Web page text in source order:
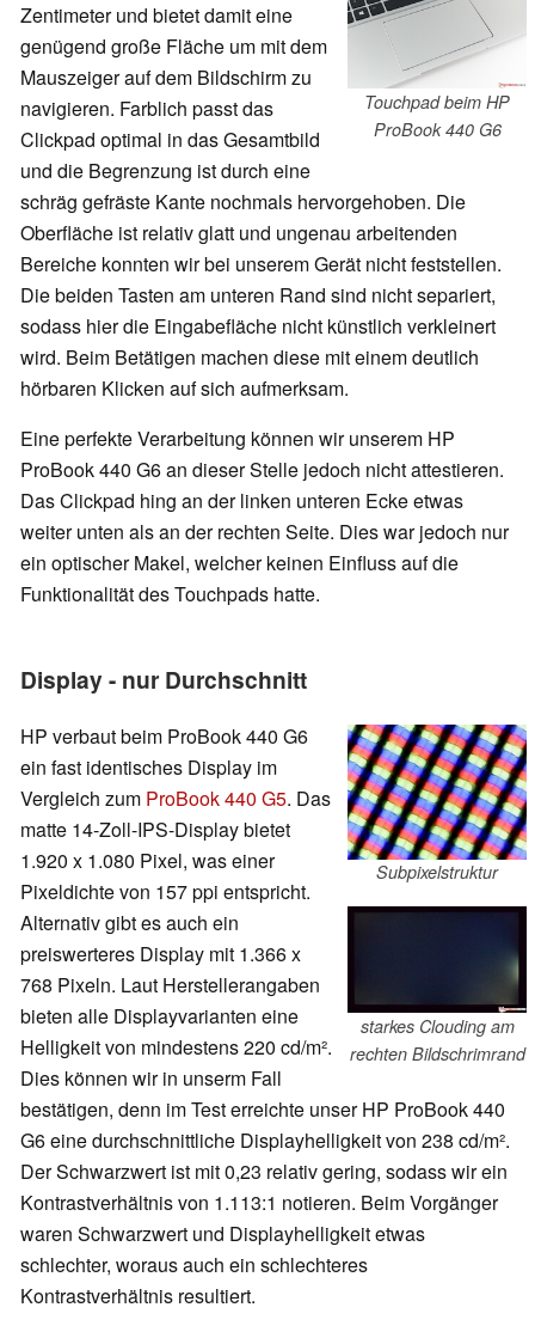
Touchpad beim HP
ProBook 440 G6
Zentimeter und bietet damit eine
genügend große Fläche um mit dem
Mauszeiger auf dem Bildschirm zu
navigieren. Farblich passt das
Clickpad optimal in das Gesamtbild
und die Begrenzung ist durch eine
schräg gefräste Kante nochmals hervorgehoben. Die
Oberfläche ist relativ glatt und ungenau arbeitenden
Bereiche konnten wir bei unserem Gerät nicht feststellen.
Die beiden Tasten am unteren Rand sind nicht separiert,
sodass hier die Eingabefläche nicht künstlich verkleinert
wird. Beim Betätigen machen diese mit einem deutlich
hörbaren Klicken auf sich aufmerksam.
Eine perfekte Verarbeitung können wir unserem HP
ProBook 440 G6 an dieser Stelle jedoch nicht attestieren.
Das Clickpad hing an der linken unteren Ecke etwas
weiter unten als an der rechten Seite. Dies war jedoch nur
ein optischer Makel, welcher keinen Einfluss auf die
Funktionalität des Touchpads hatte.
Display - nur Durchschnitt
Subpixelstruktur
starkes Clouding am
rechten Bildschrimrand
HP verbaut beim ProBook 440 G6
ein fast identisches Display im
Vergleich zum ProBook 440 G5. Das
matte 14-Zoll-IPS-Display bietet
1.920 x 1.080 Pixel, was einer
Pixeldichte von 157 ppi entspricht.
Alternativ gibt es auch ein
preiswerteres Display mit 1.366 x
768 Pixeln. Laut Herstellerangaben
bieten alle Displayvarianten eine
Helligkeit von mindestens 220 cd/m².
Dies können wir in unserm Fall
bestätigen, denn im Test erreichte unser HP ProBook 440
G6 eine durchschnittliche Displayhelligkeit von 238 cd/m².
Der Schwarzwert ist mit 0,23 relativ gering, sodass wir ein
Kontrastverhältnis von 1.113:1 notieren. Beim Vorgänger
waren Schwarzwert und Displayhelligkeit etwas
schlechter, woraus auch ein schlechteres
Kontrastverhältnis resultiert.